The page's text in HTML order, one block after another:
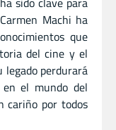
Machi ha
que
del cine y el
legado perdurará
el mundo del
cariño por todos